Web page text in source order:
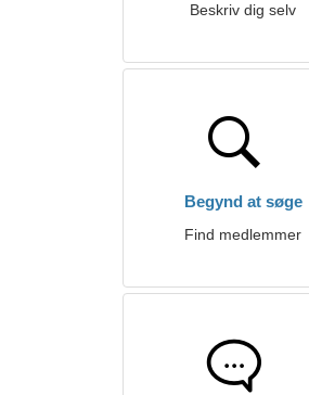
Beskriv dig selv
Begynd at søge
Find medlemmer